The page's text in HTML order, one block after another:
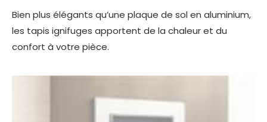
Bien plus élégants qu’une plaque de sol en aluminium,
les tapis ignifuges apportent de la chaleur et du
confort à votre pièce.